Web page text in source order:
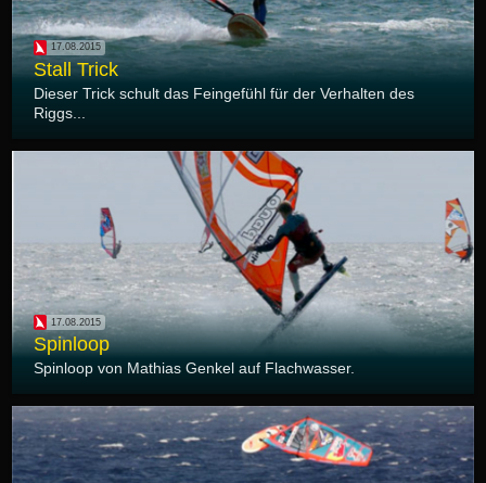
17.08.2015
Stall Trick
Dieser Trick schult das Feingefühl für der Verhalten des
Riggs...
17.08.2015
Spinloop
Spinloop von Mathias Genkel auf Flachwasser.